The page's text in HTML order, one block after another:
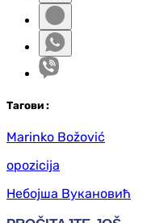
Тагови :
Marinko Božović
opozicija
Небојша Вукановић